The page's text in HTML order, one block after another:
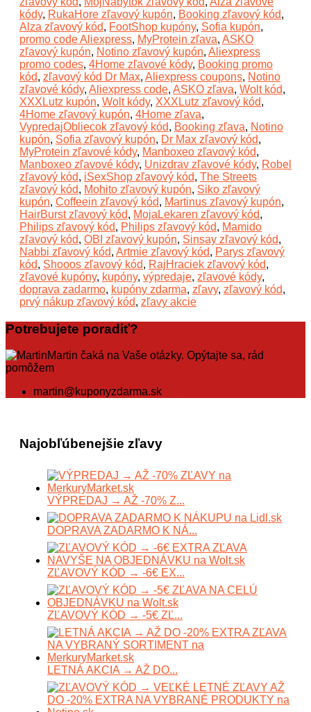
kódy, RukaHore zľavový kupón, Booking zľavový kód,
Alza zľavový kód, FootShop kupóny, Sofia kupón,
promo code Aliexpress, MyProtein zľava, ASKO
zľavový kupón, Notino zľavový kupón, Aliexpress
promo codes, 4Home zľavové kódy, Booking promo
kód, zľavový kód Dr Max, Aliexpress coupons, Notino
zľavové kódy, Aliexpress code, ASKO zľava, Wolt kód,
XXXLutz kupón, Wolt kódy, XXXLutz zľavový kód,
4Home zľavový kupón, 4Home zľava,
VypredajObliecok zľavový kód, Booking zľava, Notino
kupón, Sofia zľavový kupón, Dr Max zľavový kód,
MyProtein zľavové kódy, Manboxeo zľavový kód,
Manboxeo zľavové kódy, Unizdrav zľavové kódy, Robel
zľavový kód, iSexShop zľavový kód, The Streets
zľavový kód, Mohito zľavový kupón, Siko zľavový
kupón, Coffeein zľavový kód, Martinus zľavový kupón,
HairBurst zľavový kód, MojaLekaren zľavový kód,
Philips zľavový kód, Philips zľavový kód, Mamido
zľavový kód, OBI zľavový kupón, Sinsay zľavový kód,
Nabbi zľavový kód, Artmie zľavový kód, Parys zľavový
kód, Shooos zľavový kód, RajHraciek zľavový kód,
zľavové kupóny, kupóny, výpredaje, zľavové kódy,
doprava zadarmo, kupóny zdarma, zľavy, zľavový kód,
prvý nákup zľavový kód, zľavy akcie
Potrebujete poradiť?
Martin čaká na Vaše otázky. Opýtajte sa, rád
pomôžem
martin@kuponyzdarma.sk
Najobľúbenejšie zľavy
VÝPREDAJ → AŽ -70% Z...
DOPRAVA ZADARMO K NÁ...
ZĽAVOVÝ KÓD → -6€ EX...
ZĽAVOVÝ KÓD → -5€ ZĽ...
LETNÁ AKCIA → AŽ DO...